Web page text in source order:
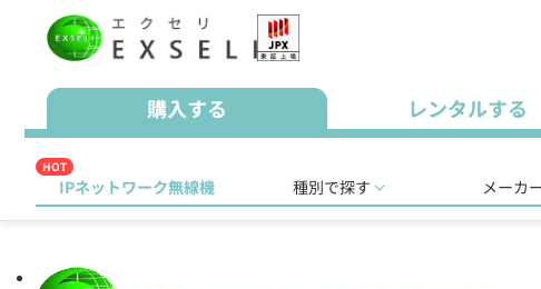
購入する レンタルする
HOT
IPネットワーク無線機 種別で探す メーカ